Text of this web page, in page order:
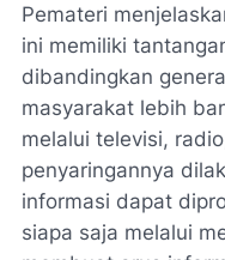
Pemateri
ini memiliki
dibandingkan
masyarakat lebih
melalui televisi,
penyaringannya
informasi dapat
siapa saja melalui